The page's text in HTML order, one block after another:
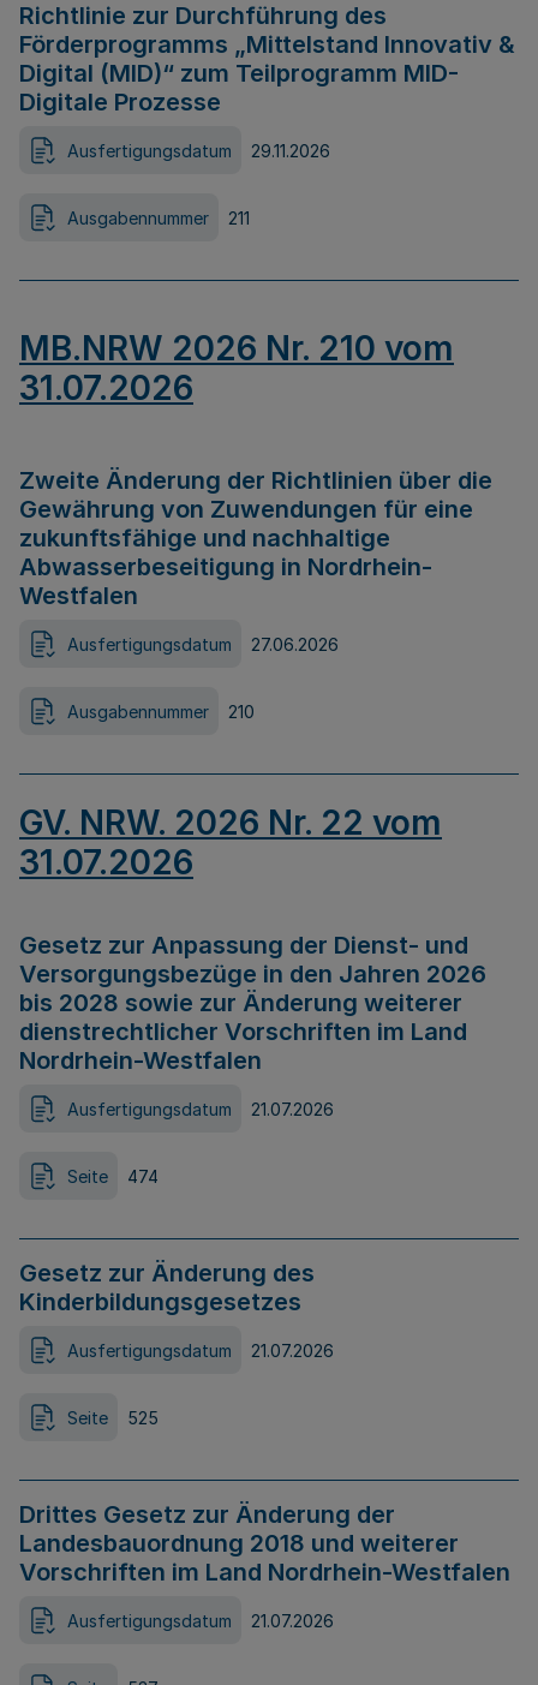
Richtlinie zur Durchführung des
Förderprogramms „Mittelstand Innovativ &
Digital (MID)“ zum Teilprogramm MID-
Digitale Prozesse
Ausfertigungsdatum 29.11.2026
Ausgabennummer 211
MB.NRW 2026 Nr. 210 vom
31.07.2026
Zweite Änderung der Richtlinien über die
Gewährung von Zuwendungen für eine
zukunftsfähige und nachhaltige
Abwasserbeseitigung in Nordrhein-
Westfalen
Ausfertigungsdatum 27.06.2026
Ausgabennummer 210
GV. NRW. 2026 Nr. 22 vom
31.07.2026
Gesetz zur Anpassung der Dienst- und
Versorgungsbezüge in den Jahren 2026
bis 2028 sowie zur Änderung weiterer
dienstrechtlicher Vorschriften im Land
Nordrhein-Westfalen
Ausfertigungsdatum 21.07.2026
Seite 474
Gesetz zur Änderung des
Kinderbildungsgesetzes
Ausfertigungsdatum 21.07.2026
Seite 525
Drittes Gesetz zur Änderung der
Landesbauordnung 2018 und weiterer
Vorschriften im Land Nordrhein-Westfalen
Ausfertigungsdatum 21.07.2026